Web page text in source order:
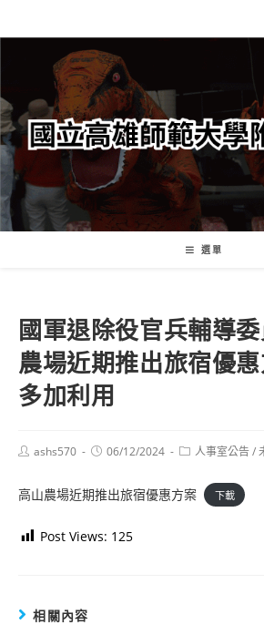
轉
要
內
容
選單
國軍退除役官兵輔導
農場近期推出旅宿優
多加利用
Postashs570
Post06/12/2024
Post人事室公告/
高山農場近期推出旅宿優惠方案 下載
Post Views: 125
相關內容